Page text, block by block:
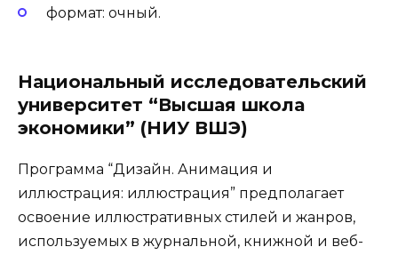
формат: очный.
Национальный исследовательский
университет “Высшая школа
экономики” (НИУ ВШЭ)
Программа “Дизайн. Анимация и
иллюстрация: иллюстрация” предполагает
освоение иллюстративных стилей и жанров,
используемых в журнальной, книжной и веб-